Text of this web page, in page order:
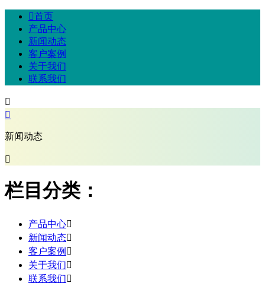
首页
产品中心
新闻动态
客户案例
关于我们
联系我们


新闻动态

栏目分类：
产品中心
新闻动态
客户案例 
关于我们
联系我们